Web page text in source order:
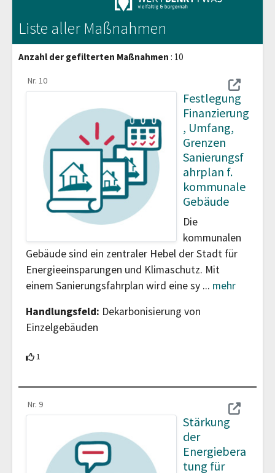
Liste aller Maßnahmen
Anzahl der gefilterten Maßnahmen : 10
Nr. 10
Festlegung
Finanzierung
, Umfang,
Grenzen
Sanierungsf
ahrplan f.
kommunale
Gebäude
Die
kommunalen
Gebäude sind ein zentraler Hebel der Stadt für
Energieeinsparungen und Klimaschutz. Mit
einem Sanierungsfahrplan wird eine sy ... mehr
Handlungsfeld: Dekarbonisierung von
Einzelgebäuden
1
Nr. 9
Stärkung
der
Energiebera
tung für